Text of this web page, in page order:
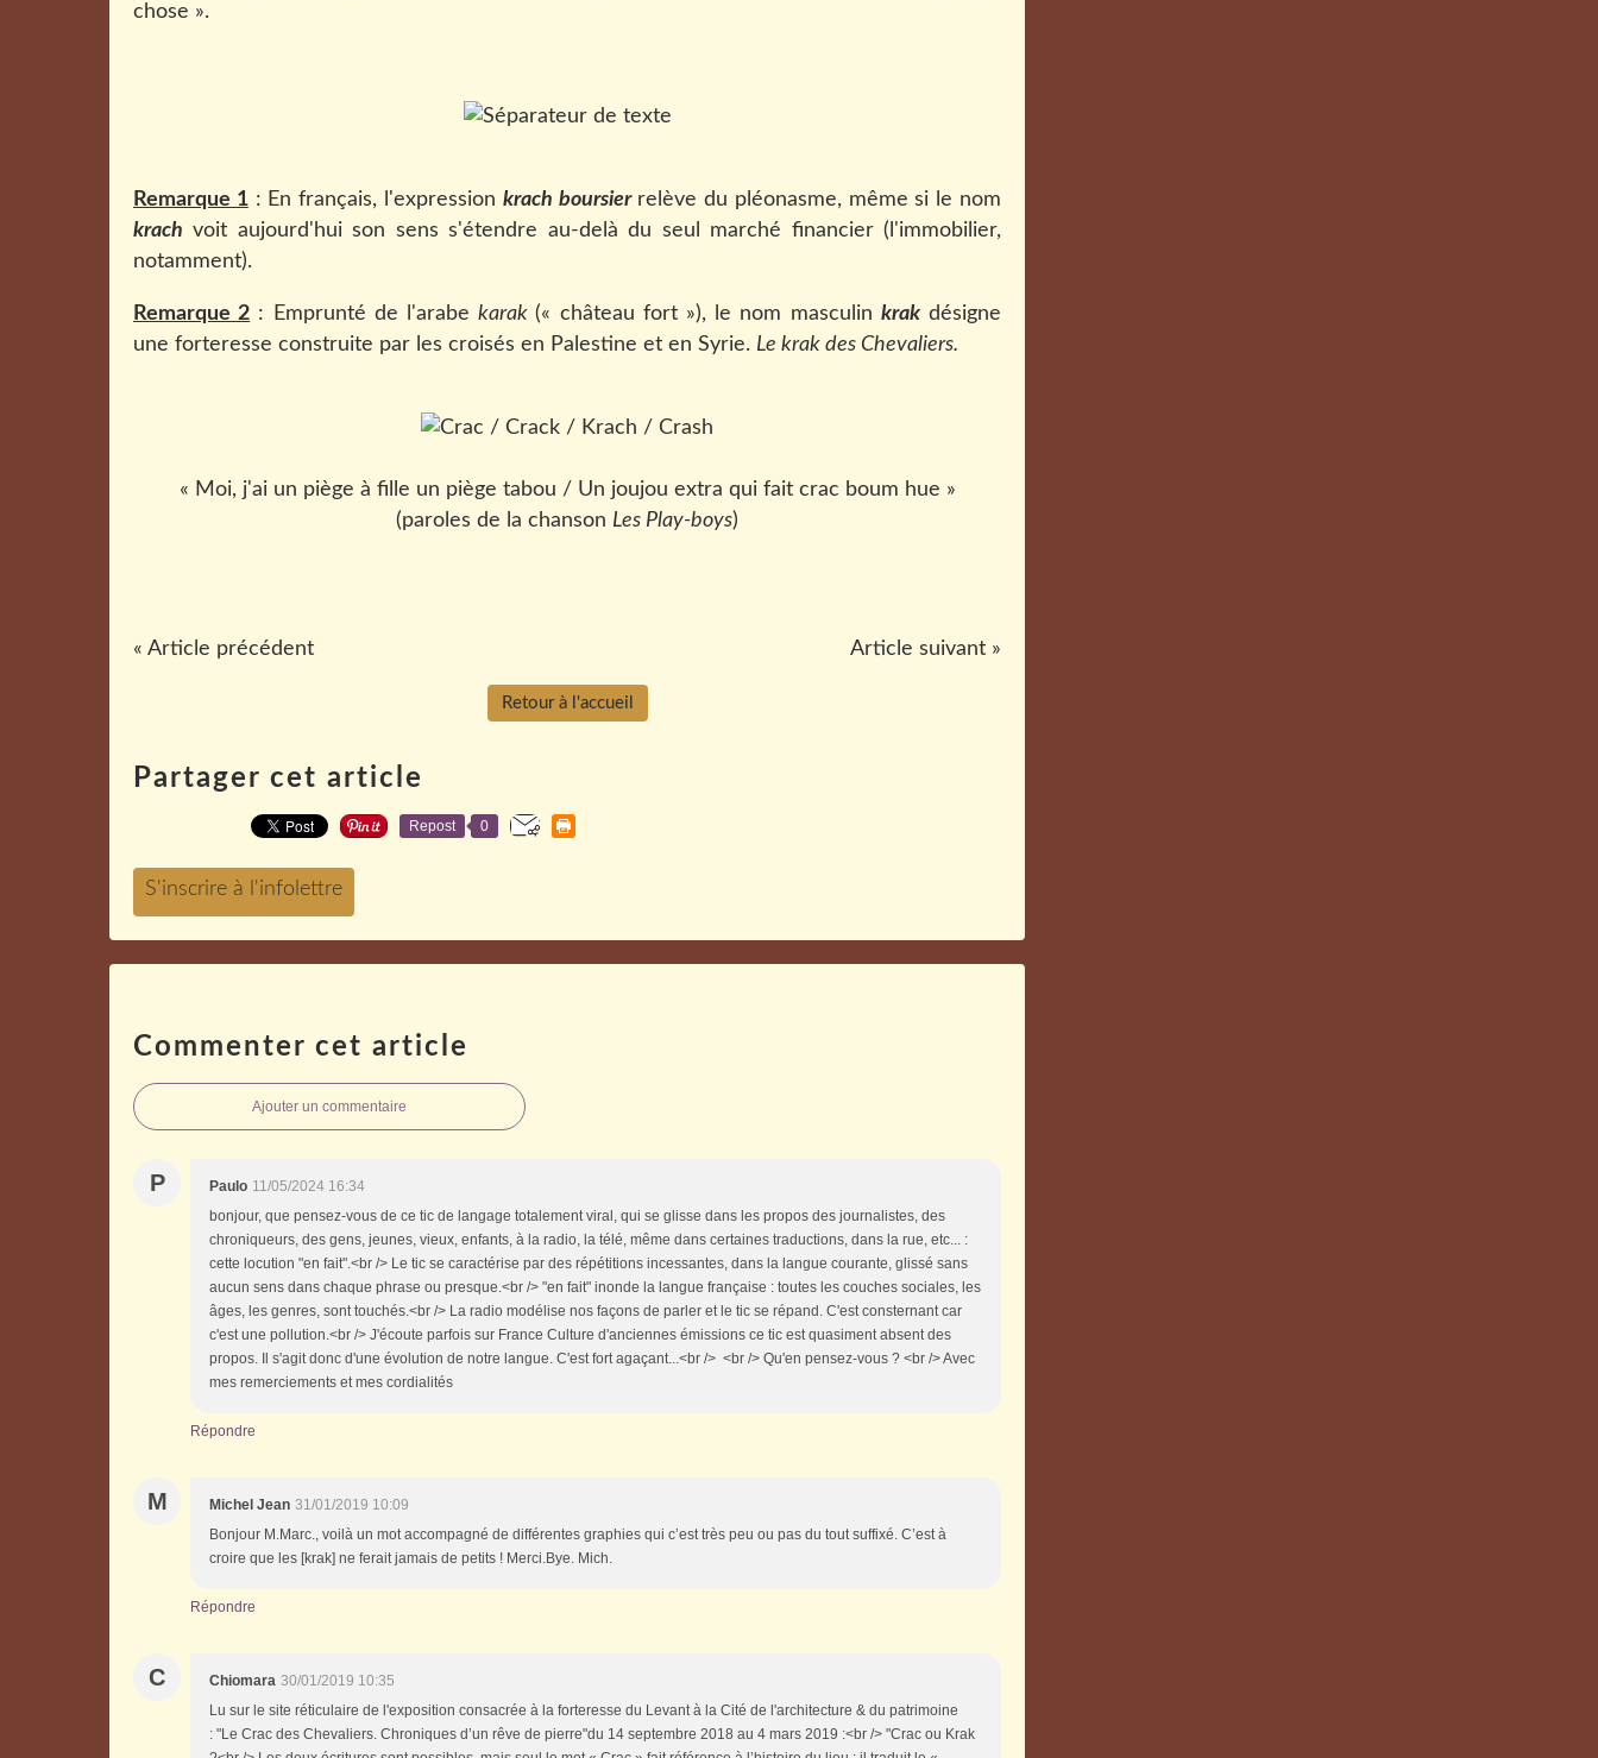
chose ».
Remarque 1: En français, l'expression krach boursierrelève du pléonasme, même si le nom
krach voit aujourd'hui son sens s'étendre au-delà du seul marché financier (l'immobilier,
notamment).
Remarque 2 : Emprunté de l'arabekarak(« château fort »), le nom masculin krakdésigne
une forteresse construite par les croisés en Palestine et en Syrie. Le krak des Chevaliers.
« Moi, j'ai un piège à fille un piège tabou / Un joujou extra qui fait crac boum hue »
(paroles de la chanson Les Play-boys)
« Article précédent Article suivant »
Retour à l'accueil
Partager cet article
Repost 0
Commenter cet article
Ajouter un commentaire
P Paulo 11/05/2024 16:34
bonjour, que pensez-vous de ce tic de langage totalement viral, qui se glisse dans les propos des journalistes, des
chroniqueurs, des gens, jeunes, vieux, enfants, à la radio, la télé, même dans certaines traductions, dans la rue, etc... :
cette locution "en fait".<br /> Le tic se caractérise par des répétitions incessantes, dans la langue courante, glissé sans
aucun sens dans chaque phrase ou presque.<br /> "en fait" inonde la langue française : toutes les couches sociales, les
âges, les genres, sont touchés.<br /> La radio modélise nos façons de parler et le tic se répand. C'est consternant car
c'est une pollution.<br /> J'écoute parfois sur France Culture d'anciennes émissions ce tic est quasiment absent des
propos. Il s'agit donc d'une évolution de notre langue. C'est fort agaçant...<br /> <br /> Qu'en pensez-vous ? <br /> Avec
mes remerciements et mes cordialités
Répondre
M Michel Jean 31/01/2019 10:09
Bonjour M.Marc., voilà un mot accompagné de différentes graphies qui c’est très peu ou pas du tout suffixé. C’est à
croire que les [krak] ne ferait jamais de petits ! Merci.Bye. Mich.
Répondre
C Chiomara 30/01/2019 10:35
Lu sur le site réticulaire de l'exposition consacrée à la forteresse du Levant à la Cité de l'architecture & du patrimoine
: "Le Crac des Chevaliers. Chroniques d’un rêve de pierre"du 14 septembre 2018 au 4 mars 2019 :<br /> "Crac ou Krak